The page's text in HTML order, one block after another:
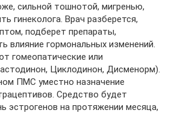
сильной тошнотой, мигренью,
гинеколога. Врач разберется,
подберет препараты,
влияние гормональных изменений.
гомеопатические или
Циклодинон, Дисменорм).
ПМС уместно назначение
Средство будет
эстрогенов на протяжении месяца,